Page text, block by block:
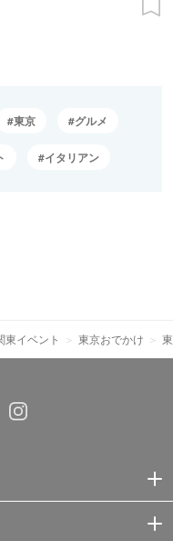
東京 グルメ
イタリアン
東イベント 東京おでかけ